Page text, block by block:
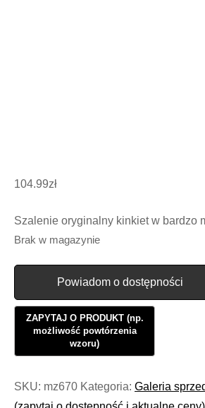
104.99zł
Szalenie oryginalny kinkiet w bardzo
Brak w magazynie
Powiadom o dostępności
SKU: mz670 Kategoria: Galeria